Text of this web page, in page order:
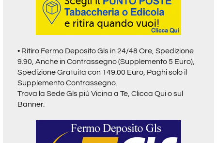
• Ritiro Fermo Deposito Gls in 24/48 Ore, Spedizione
9.90, Anche in Contrassegno (Supplemento 5 Euro),
Spedizione Gratuita con 149.00 Euro, Paghi solo il
Supplemento Contrassegno.
Trova la Sede Gls più Vicina a Te, Clicca Qui o sul
Banner.